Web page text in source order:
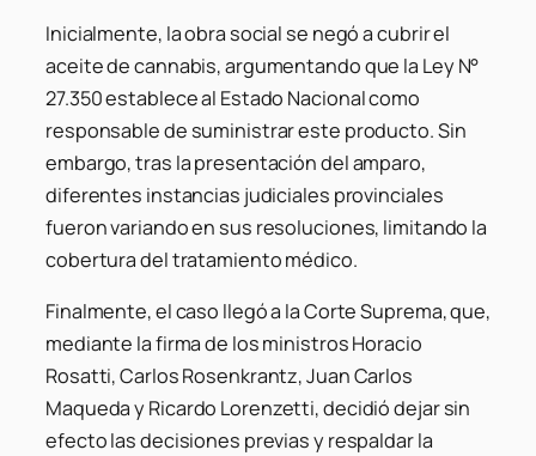
Inicialmente, la obra social se negó a cubrir el
aceite de cannabis, argumentando que la Ley N°
27.350 establece al Estado Nacional como
responsable de suministrar este producto. Sin
embargo, tras la presentación del amparo,
diferentes instancias judiciales provinciales
fueron variando en sus resoluciones, limitando la
cobertura del tratamiento médico.
Finalmente, el caso llegó a la Corte Suprema, que,
mediante la firma de los ministros Horacio
Rosatti, Carlos Rosenkrantz, Juan Carlos
Maqueda y Ricardo Lorenzetti, decidió dejar sin
efecto las decisiones previas y respaldar la